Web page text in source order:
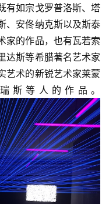
有如宗戈罗普洛斯、塔
、安佟纳克斯以及斯泰
家的作品，也有瓦若索
达斯等希腊著名艺术家
艺术的新锐艺术家莱蒙
斯等人的作品。